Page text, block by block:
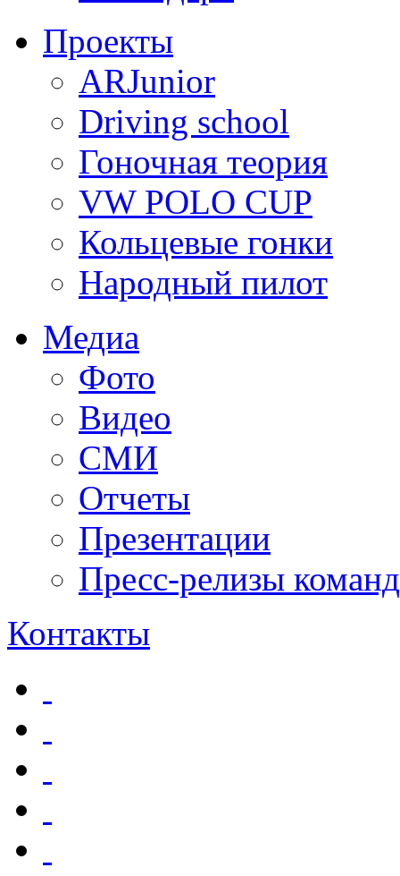
Проекты
ARJunior
Driving school
Гоночная теория
VW POLO CUP
Кольцевые гонки
Народный пилот
Медиа
Фото
Видео
СМИ
Отчеты
Презентации
Пресс-релизы команд
Контакты